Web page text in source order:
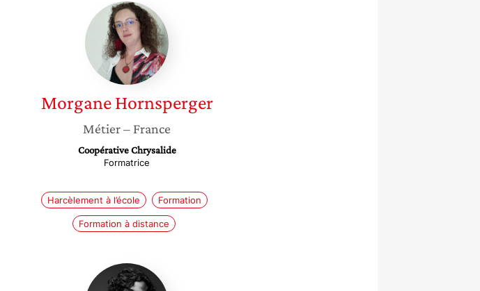
Morgane
Hornsperger
Morgane Hornsperger
Métier– France
Coopérative Chrysalide
Formatrice
Harcèlement à l’école Formation
Formation à distance
Manuela
Bonfanti